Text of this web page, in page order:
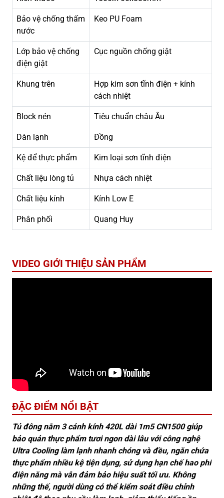
Bảo vệ chống thấm
nước
Keo PU Foam
Lớp bảo vệ chống
điện giật
Cục nguồn chống giật
Khung trên
Hợp kim sơn tĩnh điện + kính
cách nhiệt
Block nén Tiêu chuẩn châu Âu
Dàn lạnh Đồng
Kệ để thực phẩm Kim loại sơn tĩnh điện
Chất liệu lòng tủ Nhựa cách nhiệt
Chất liệu kính Kính Low E
Phân phối Quang Huy
VIDEO GIỚI THIỆU SẢN PHẨM
ĐẶC ĐIỂM NỔI BẬT
Tủ đông nằm 3 cánh kính 420L dài 1m5 CN1500 giúp
bảo quản thực phẩm tươi ngon dài lâu với công nghệ
Ultra Cooling làm lạnh nhanh chóng và đều, ngăn chứa
thực phẩm nhiều kệ tiện dụng, sử dụng hạn chế hao phí
điện năng mà vẫn đảm bảo hiệu suất tối ưu. Không
những thế, người dùng có thể kiểm soát điều chỉnh